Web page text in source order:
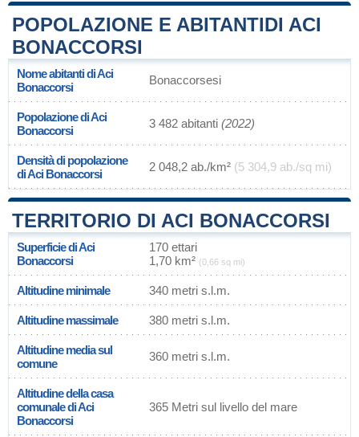
POPOLAZIONE E ABITANTIDI ACI
BONACCORSI
Nome abitanti di Aci
Bonaccorsi
Bonaccorsesi
Popolazione di Aci
Bonaccorsi
3 482 abitanti (2022)
Densità di popolazione
di Aci Bonaccorsi
2 048,2 ab./km² (5 304,9 ab./sq mi)
TERRITORIO DI ACI BONACCORSI
Superficie di Aci
Bonaccorsi
170 ettari
1,70 km² (0,66 sq mi)
Altitudine minimale 340 metri s.l.m.
Altitudine massimale 380 metri s.l.m.
Altitudine media sul
comune
360 metri s.l.m.
Altitudine della casa
comunale di Aci
Bonaccorsi
365 Metri sul livello del mare